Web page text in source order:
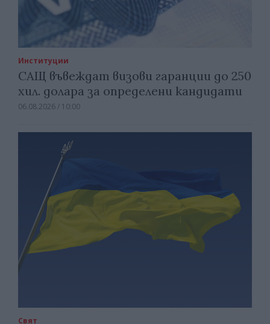
Институции
САЩ въвеждат визови гаранции до 250
хил. долара за определени кандидати
06.08.2026 / 10:00
Свят